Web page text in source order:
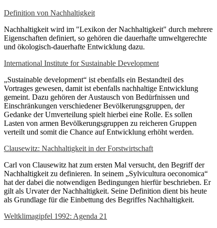
Definition von Nachhaltigkeit
Nachhaltigkeit wird im "Lexikon der Nachhaltigkeit" durch mehrere
Eigenschaften definiert, so gehören die dauerhafte umweltgerechte
und ökologisch-dauerhafte Entwicklung dazu.
International Institute for Sustainable Development
„Sustainable development“ ist ebenfalls ein Bestandteil des
Vortrages gewesen, damit ist ebenfalls nachhaltige Entwicklung
gemeint. Dazu gehören der Austausch von Bedürfnissen und
Einschränkungen verschiedener Bevölkerungsgruppen, der
Gedanke der Umverteilung spielt hierbei eine Rolle. Es sollen
Lasten von armen Bevölkerungsgruppen zu reicheren Gruppen
verteilt und somit die Chance auf Entwicklung erhöht werden.
Clausewitz: Nachhaltigkeit in der Forstwirtschaft
Carl von Clausewitz hat zum ersten Mal versucht, den Begriff der
Nachhaltigkeit zu definieren. In seinem „Sylvicultura oeconomica“
hat der dabei die notwendigen Bedingungen hierfür beschrieben. Er
gilt als Urvater der Nachhaltigkeit. Seine Definition dient bis heute
als Grundlage für die Einbettung des Begriffes Nachhaltigkeit.
Weltklimagipfel 1992: Agenda 21